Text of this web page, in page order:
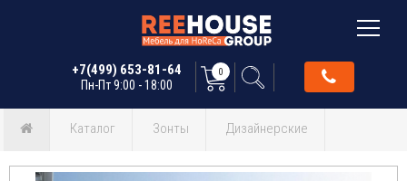
+7(499) 653-81-64
Пн-Пт 9:00 - 18:00
0
Каталог Зонты Дизайнерские